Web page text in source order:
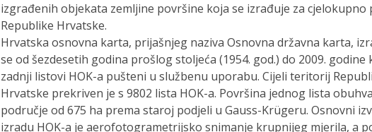
izgrađenih objekata zemljine površine koja se izrađuje za cjelokupno
Republike Hrvatske.
Hrvatska osnovna karta, prijašnjeg naziva Osnovna državna karta,
se od šezdesetih godina prošlog stoljeća (1954. god.) do 2009. godine
zadnji listovi HOK-a pušteni u službenu uporabu. Cijeli teritorij
Hrvatske prekriven je s 9802 lista HOK-a. Površina jednog lista
područje od 675 ha prema staroj podjeli u Gauss-Krügeru. Osnovni
izradu HOK-a je aerofotogrametrijsko snimanje krupnijeg mjerila, a